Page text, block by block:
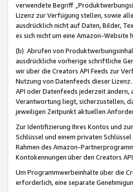
verwendete Begriff
Lizenz zur Verfügung stellen, sowie
ausdrücklich nicht auf Daten, Bilder,
es sich nicht um eine Amazon-Website
(b) Abrufen von
ausdrückliche vorherige schriftliche
wir über die Creators API Feeds zur
Nutzung von Datenfeeds dieser
API oder Datenfeeds jederzeit ändern,
Verantwortung liegt, sicherzustellen,
jeweiligen Zeitpunkt aktuellen
Zur Identifizierung Ihres Kontos und
Schlüssel und einem privaten
Rahmen des Amazon-
Kontokennungen über den Creators
Um Programmwerbeinhalte über die
erforderlich, eine separate